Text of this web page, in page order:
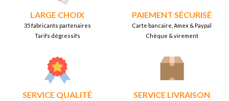
LARGE CHOIX
35 fabricants partenaires
Tarifs dégressifs
PAIEMENT SÉCURISÉ
Carte bancaire, Amex & Paypal
Chèque & virement
SERVICE QUALITÉ SERVICE LIVRAISON